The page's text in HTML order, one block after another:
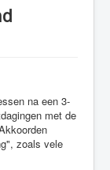
na een 3-
met de
zoals vele